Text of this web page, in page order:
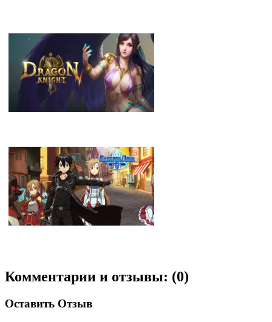
Комментарии и отзывы: (0)
Оставить Отзыв